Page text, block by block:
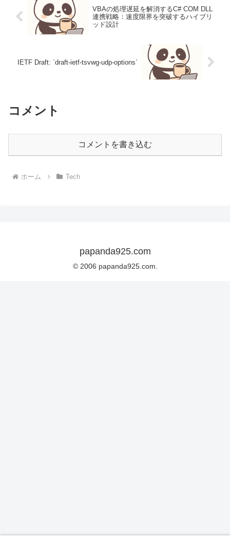
VBAの処理遅延を解消するC# COM DLL
連携戦略：速度限界を突破するハイブリ
ッド設計
IETF Draft: `draft-ietf-tsvwg-udp-options`
コメント
コメントを書き込む
ホーム Tech
papanda925.com
© 2006 papanda925.com.